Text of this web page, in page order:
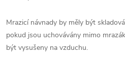
Mrazicí návnady by měly být
pokud jsou uchovávány mimo
být vysušeny na vzduchu.